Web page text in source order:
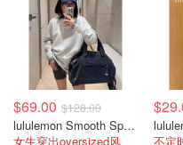
$69.00 $128.00
lululemon Smooth Spacer 经典卫衣
女生穿出oversized风